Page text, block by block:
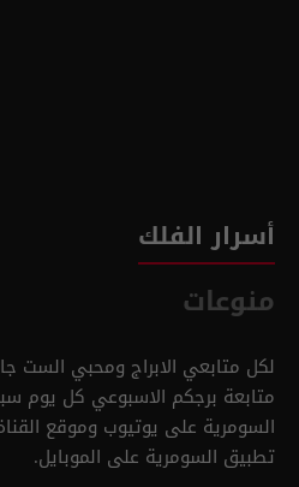
أسرار الفلك
منوعات
لكل متابعي الابراج ومحبي الست
متابعة برجكم الاسبوعي كل يوم
السومرية على يوتيوب وموقع
تطبيق السومرية على الموبايل.